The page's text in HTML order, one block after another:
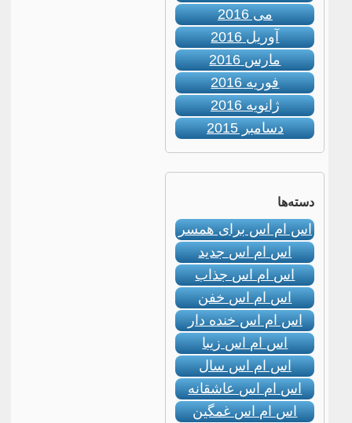
می 2016
آوریل 2016
مارس 2016
فوریه 2016
ژانویه 2016
دسامبر 2015
دسته‌ها
اس ام اس برای همسر
اس ام اس جدید
اس ام اس جذاب
اس ام اس خفن
اس ام اس خنده دار
اس ام اس زیبا
اس ام اس سال
اس ام اس عاشقانه
اس ام اس غمگین